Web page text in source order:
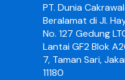
PT. Dunia
Beralamat di Jl.
No. 127 Gedung
Lantai GF2 Blok
7, Taman Sari,
11180